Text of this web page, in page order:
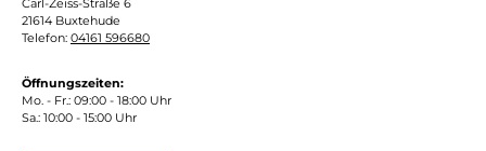
Carl-Zeiss-Straße 6
21614 Buxtehude
Telefon: 04161 596680
Öffnungszeiten:
Mo. - Fr.: 09:00 - 18:00 Uhr
Sa.: 10:00 - 15:00 Uhr